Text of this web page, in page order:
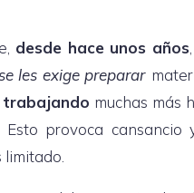
desde hace unos años
les exige preparar
trabajando muchas más
provoca cansancio
limitado.